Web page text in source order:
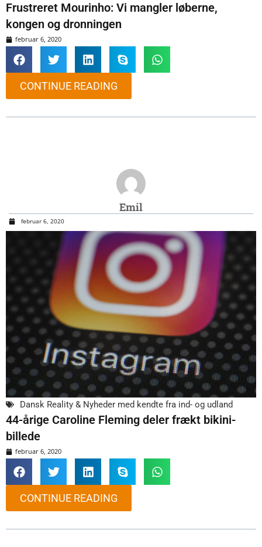
Frustreret Mourinho: Vi mangler løberne,
kongen og dronningen
februar 6, 2020
CONTINUE READING
Emil
februar 6, 2020
Dansk Reality & Nyheder med kendte fra ind- og udland
44-årige Caroline Fleming deler frækt bikini-
billede
februar 6, 2020
CONTINUE READING